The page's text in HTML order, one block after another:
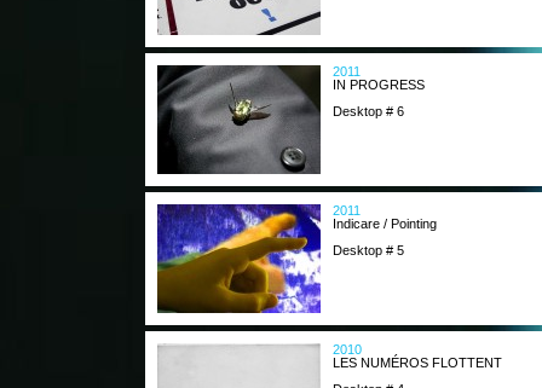
2011
IN PROGRESS
Desktop # 6
2011
Indicare / Pointing
Desktop # 5
2010
LES NUMÉROS FLOTTENT